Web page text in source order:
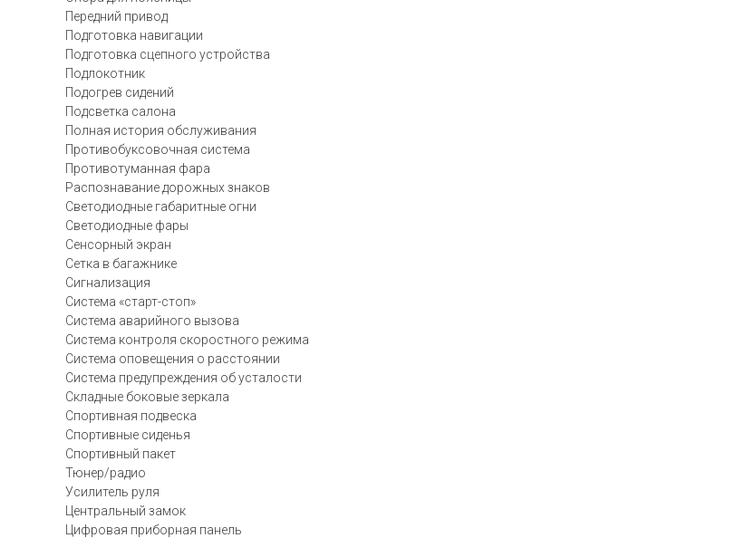
Передний привод
Подготовка навигации
Подготовка сцепного устройства
Подлокотник
Подогрев сидений
Подсветка салона
Полная история обслуживания
Противобуксовочная система
Противотуманная фара
Распознавание дорожных знаков
Светодиодные габаритные огни
Светодиодные фары
Сенсорный экран
Сетка в багажнике
Сигнализация
Система «старт-стоп»
Система аварийного вызова
Система контроля скоростного режима
Система оповещения о расстоянии
Система предупреждения об усталости
Складные боковые зеркала
Спортивная подвеска
Спортивные сиденья
Спортивный пакет
Тюнер/радио
Усилитель руля
Центральный замок
Цифровая приборная панель